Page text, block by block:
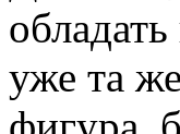
уже та